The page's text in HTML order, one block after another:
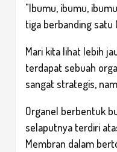
"Ibumu, ibumu,
tiga berbanding satu
Mari kita lihat lebih
terdapat sebuah
sangat strategis,
Organel berbentuk
selaputnya terdiri
Membran dalam